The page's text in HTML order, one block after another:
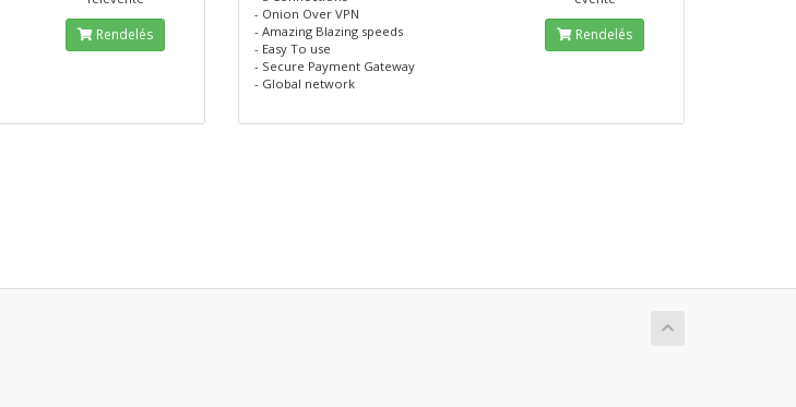
Rendelés
- Onion Over VPN
- Amazing Blazing speeds
- Easy To use
- Secure Payment Gateway
- Global network
Rendelés